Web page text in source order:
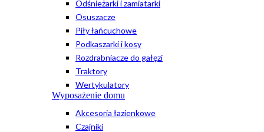
Odśnieżarki i zamiatarki
Osuszacze
Piły łańcuchowe
Podkaszarki i kosy
Rozdrabniacze do gałęzi
Traktory
Wertykulatory
Wyposażenie domu
Akcesoria łazienkowe
Czajniki